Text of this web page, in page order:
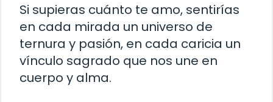
Si supieras cuánto te amo, sentirías
en cada mirada un universo de
ternura y pasión, en cada caricia un
vínculo sagrado que nos une en
cuerpo y alma.